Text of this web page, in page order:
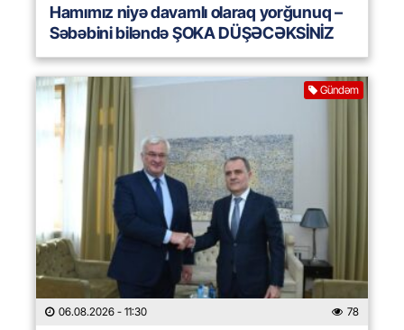
Hamımız niyə davamlı olaraq yorğunuq –
Səbəbini biləndə ŞOKA DÜŞƏCƏKSİNİZ
Gündəm
06.08.2026 - 11:30 78